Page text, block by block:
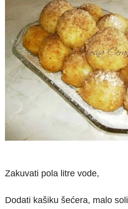
Zakuvati pola litre vode,
Dodati kašiku šećera, malo